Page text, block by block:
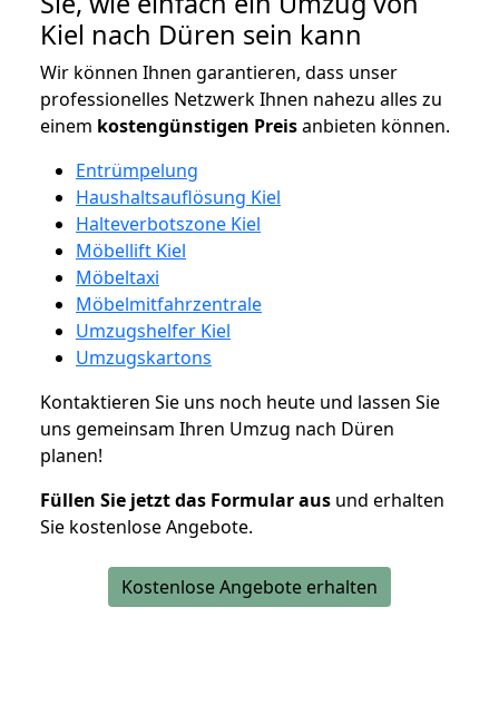
Kiel nach Düren sein kann
Wir können Ihnen garantieren, dass unser
professionelles Netzwerk Ihnen nahezu alles zu
einem kostengünstigen Preisanbieten können.
Entrümpelung
Haushaltsauflösung Kiel
Halteverbotszone Kiel
Möbellift Kiel
Möbeltaxi
Möbelmitfahrzentrale
Umzugshelfer Kiel
Umzugskartons
Kontaktieren Sie uns noch heute und lassen Sie
uns gemeinsam Ihren Umzug nach Düren
planen!
Füllen Sie jetzt das Formular aus und erhalten
Sie kostenlose Angebote.
Kostenlose Angebote erhalten